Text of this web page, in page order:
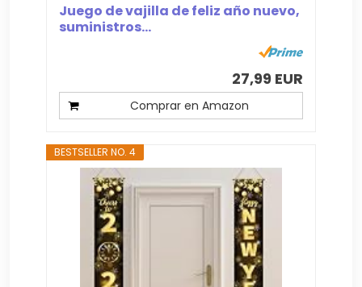
Juego de vajilla de feliz año nuevo,
suministros...
27,99 EUR
Comprar en Amazon
BESTSELLER NO. 4